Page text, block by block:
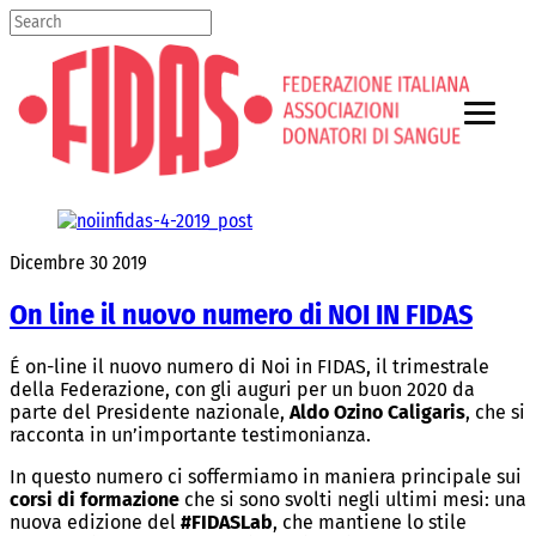
Dicembre 30 2019
On line il nuovo numero di NOI IN FIDAS
É on-line il nuovo numero di Noi in FIDAS, il trimestrale
della Federazione, con gli auguri per un buon 2020 da
parte del Presidente nazionale, Aldo Ozino Caligaris, che si
racconta in un’importante testimonianza.
In questo numero ci soffermiamo in maniera principale sui
corsi di formazione che si sono svolti negli ultimi mesi: una
nuova edizione del #FIDASLab, che mantiene lo stile